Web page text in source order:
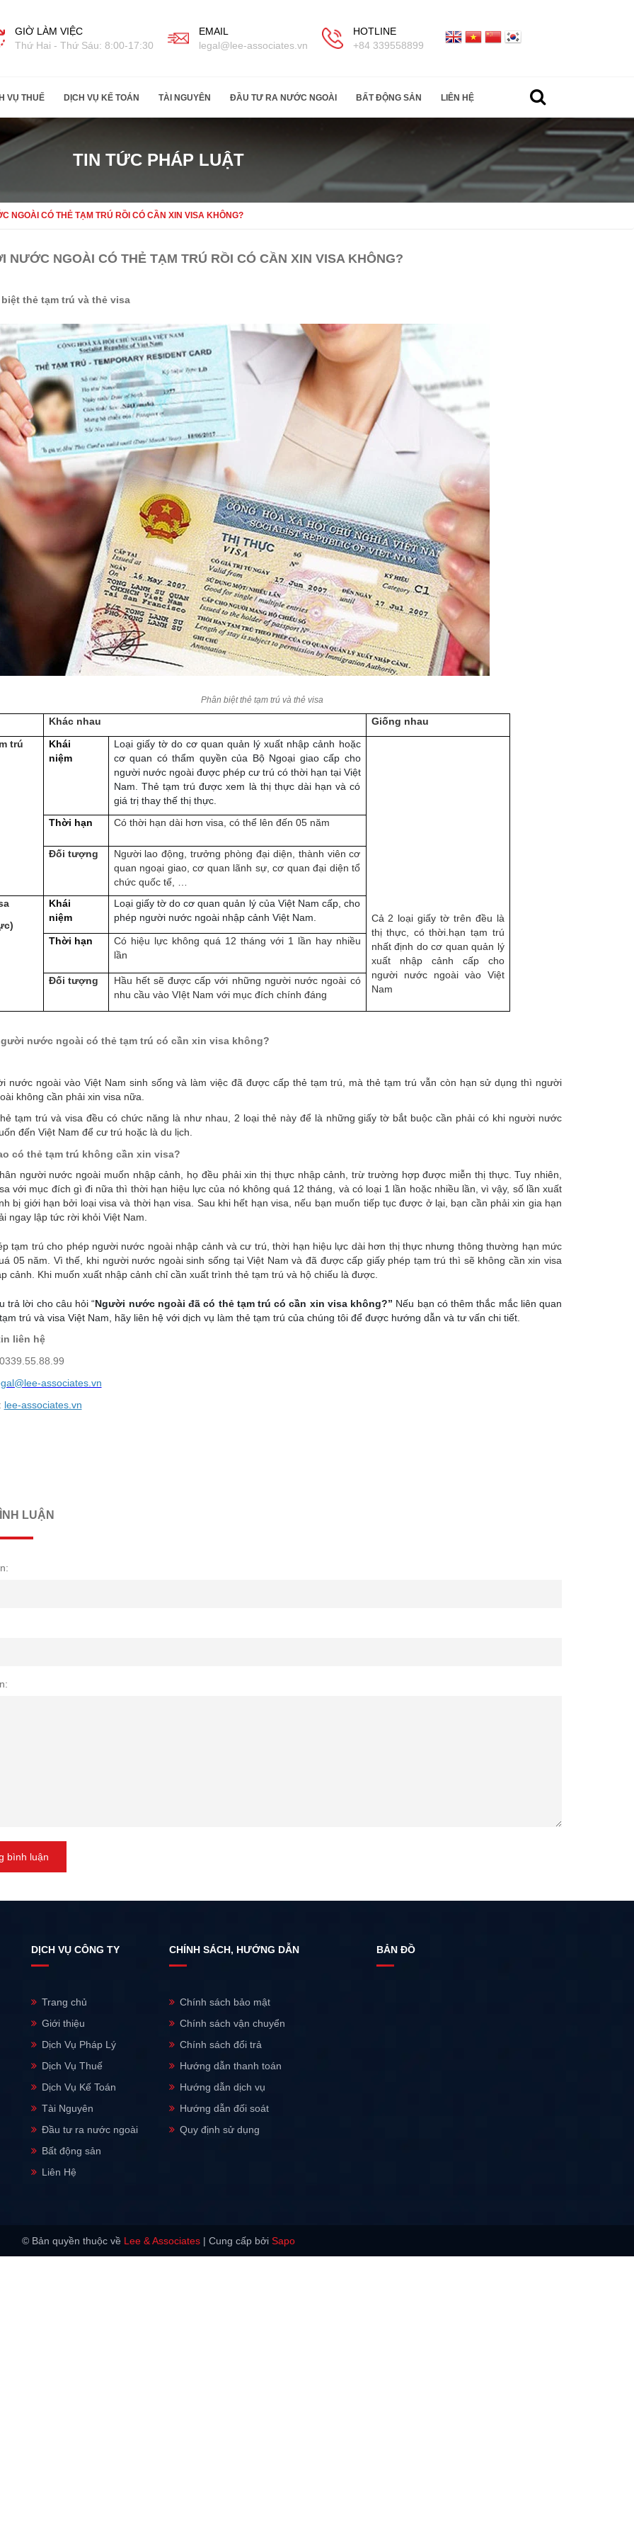
HOTLINE
+84 339558899
EMAIL
legal@lee-associates.vn
GIỜ LÀM VIỆC
Thứ Hai - Thứ Sáu: 8:00-17:30
VỤ THUẾ DỊCH VỤ KẾ TOÁN TÀI NGUYÊN ĐẦU TƯ RA NƯỚC NGOÀI BẤT ĐỘNG SẢN LIÊN HỆ
TIN TỨC PHÁP LUẬT
NGOÀI CÓ THẺ TẠM TRÚ RỒI CÓ CẦN XIN VISA KHÔNG?
NƯỚC NGOÀI CÓ THẺ TẠM TRÚ RỒI CÓ CẦN XIN VISA KHÔNG?
biệt thẻ tạm trú và thẻ visa
Phân biệt thẻ tạm trú và thẻ visa
Khác nhau
Giống nhau
trú
Khái
niệm
Loại giấy tờ do cơ quan quản lý xuất nhập cảnh hoặc
cơ quan có thẩm quyền của Bộ Ngoại giao cấp cho
người nước ngoài được phép cư trú có thời hạn tại Việt
Nam. Thẻ tạm trú được xem là thị thực dài hạn và có
giá trị thay thế thị thực.
Cả 2 loại giấy tờ trên đều là
thị thực, có thời.hạn tạm trú
nhất định do cơ quan quản lý
xuất nhập cảnh cấp cho
người nước ngoài vào Việt
Nam
Thời hạn Có thời hạn dài hơn visa, có thể lên đến 05 năm
Đối tượng
Người lao động, trưởng phòng đại diện, thành viên cơ
quan ngoại giao, cơ quan lãnh sự, cơ quan đại diện tổ
chức quốc tế, …
Khái
niệm
Loại giấy tờ do cơ quan quản lý của Việt Nam cấp, cho
phép người nước ngoài nhập cảnh Việt Nam.
Thời hạn
Có hiệu lực không quá 12 tháng với 1 lần hay nhiều
lần
Đối tượng
Hầu hết sẽ được cấp với những người nước ngoài có
nhu cầu vào VIệt Nam với mục đích chính đáng
nước ngoài có thẻ tạm trú có cần xin visa không?
nước ngoài vào Việt Nam sinh sống và làm việc đã được cấp thẻ tạm trú, mà thẻ tạm trú vẫn còn hạn sử dụng thì người
không cần phải xin visa nữa.
tạm trú và visa đều có chức năng là như nhau, 2 loại thẻ này để là những giấy tờ bắt buộc cần phải có khi người nước
đến Việt Nam để cư trú hoặc là du lịch.
có thẻ tạm trú không cần xin visa?
người nước ngoài muốn nhập cảnh, họ đều phải xin thị thực nhập cảnh, trừ trường hợp được miễn thị thực. Tuy nhiên,
với mục đích gì đi nữa thì thời hạn hiệu lực của nó không quá 12 tháng, và có loại 1 lần hoặc nhiều lần, vì vậy, số lần xuất
bị giới hạn bởi loại visa và thời hạn visa. Sau khi hết hạn visa, nếu bạn muốn tiếp tục được ở lại, bạn cần phải xin gia hạn
ngay lập tức rời khỏi Việt Nam.
tạm trú cho phép người nước ngoài nhập cảnh và cư trú, thời hạn hiệu lực dài hơn thị thực nhưng thông thường hạn mức
05 năm. Vì thế, khi người nước ngoài sinh sống tại Việt Nam và đã được cấp giấy phép tạm trú thì sẽ không cần xin visa
cảnh. Khi muốn xuất nhập cảnh chỉ cần xuất trình thẻ tạm trú và hộ chiếu là được.
trả lời cho câu hỏi “Người nước ngoài đã có thẻ tạm trú có cần xin visa không?” Nếu bạn có thêm thắc mắc liên quan
trú và visa Việt Nam, hãy liên hệ với dịch vụ làm thẻ tạm trú của chúng tôi để được hướng dẫn và tư vấn chi tiết.
liên hệ
associates.vn
lee-associates.vn
LUẬN
bình luận
DỊCH VỤ CÔNG TY
Trang chủ
Giới thiệu
Dịch Vụ Pháp Lý
Dịch Vụ Thuế
Dịch Vụ Kế Toán
Tài Nguyên
Đầu tư ra nước ngoài
Bất động sản
Liên Hệ
CHÍNH SÁCH, HƯỚNG DẪN
Chính sách bảo mật
Chính sách vận chuyển
Chính sách đổi trả
Hướng dẫn thanh toán
Hướng dẫn dịch vụ
Hướng dẫn đối soát
Quy định sử dụng
BẢN ĐỒ
© Bản quyền thuộc về Lee & Associates | Cung cấp bởi Sapo